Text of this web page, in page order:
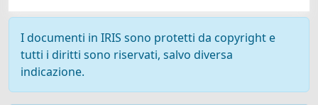
I documenti in IRIS sono protetti da copyright e
tutti i diritti sono riservati, salvo diversa
indicazione.